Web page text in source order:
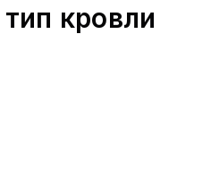
кровли